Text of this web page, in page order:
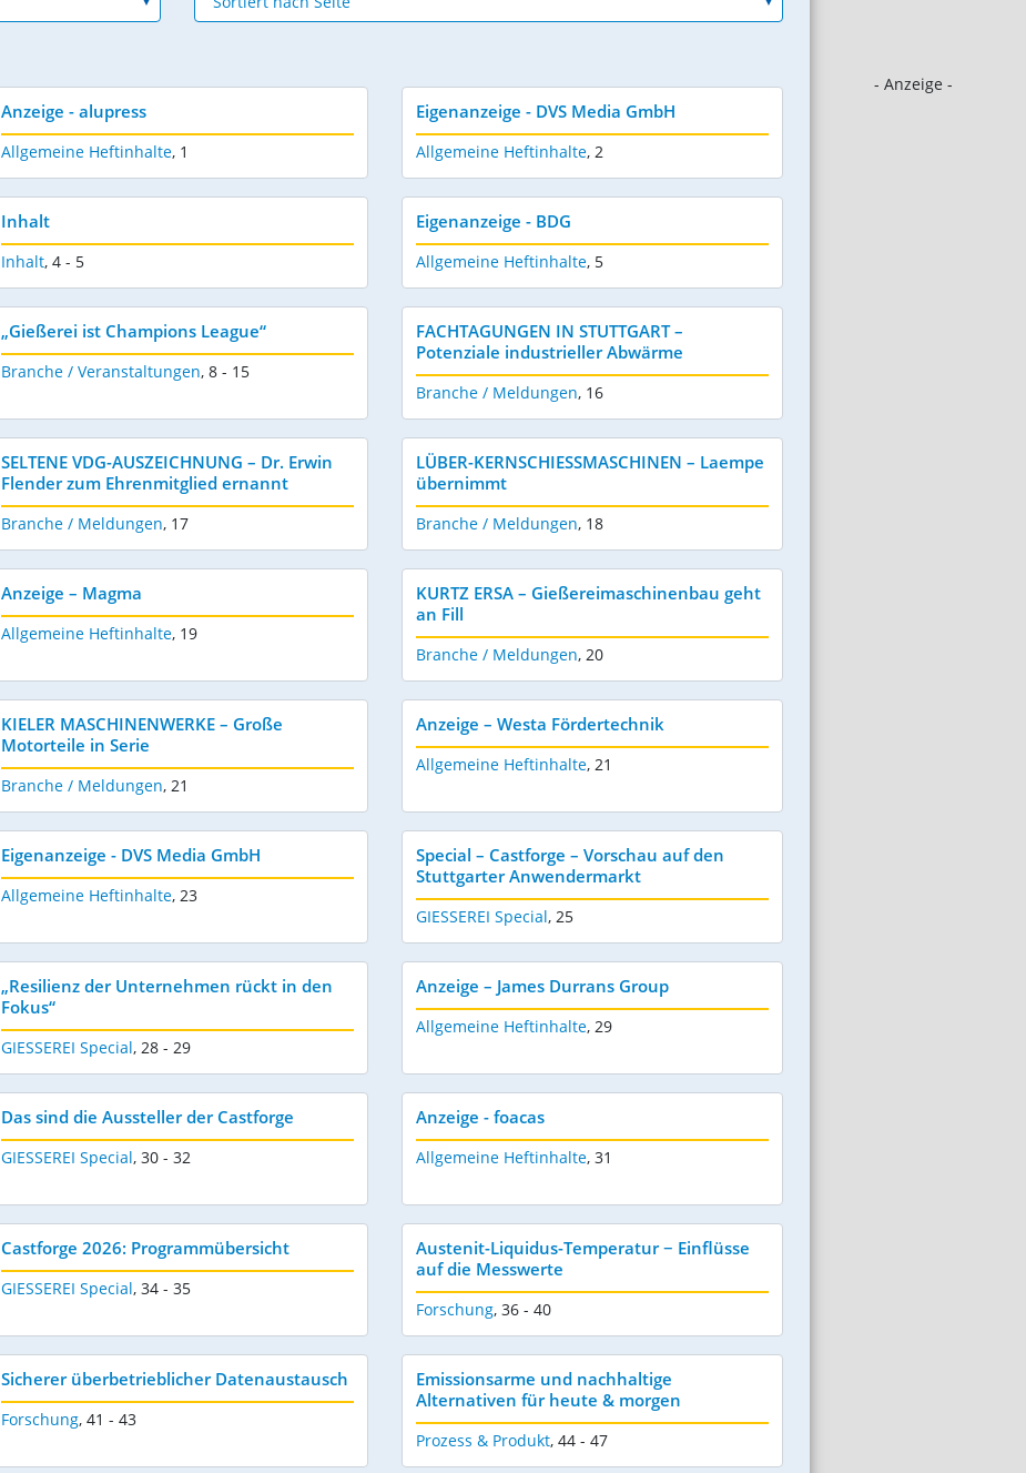
- Anzeige -
Anzeige - alupress
Allgemeine Heftinhalte, 1
Eigenanzeige - DVS Media GmbH
Allgemeine Heftinhalte, 2
Inhalt
Inhalt, 4 - 5
Eigenanzeige - BDG
Allgemeine Heftinhalte, 5
„Gießerei ist Champions League“
Branche / Veranstaltungen, 8 - 15
FACHTAGUNGEN IN STUTTGART –
Potenziale industrieller Abwärme
Branche / Meldungen, 16
SELTENE VDG-AUSZEICHNUNG – Dr. Erwin
Flender zum Ehrenmitglied ernannt
Branche / Meldungen, 17
LÜBER-KERNSCHIESSMASCHINEN – Laempe
übernimmt
Branche / Meldungen, 18
Anzeige – Magma
Allgemeine Heftinhalte, 19
KURTZ ERSA – Gießereimaschinenbau geht
an Fill
Branche / Meldungen, 20
KIELER MASCHINENWERKE – Große
Motorteile in Serie
Branche / Meldungen, 21
Anzeige – Westa Fördertechnik
Allgemeine Heftinhalte, 21
Eigenanzeige - DVS Media GmbH
Allgemeine Heftinhalte, 23
Special – Castforge – Vorschau auf den
Stuttgarter Anwendermarkt
GIESSEREI Special, 25
„Resilienz der Unternehmen rückt in den
Fokus“
GIESSEREI Special, 28 - 29
Anzeige – James Durrans Group
Allgemeine Heftinhalte, 29
Das sind die Aussteller der Castforge
GIESSEREI Special, 30 - 32
Anzeige - foacas
Allgemeine Heftinhalte, 31
Castforge 2026: Programmübersicht
GIESSEREI Special, 34 - 35
Austenit-Liquidus-Temperatur − Einflüsse
auf die Messwerte
Forschung, 36 - 40
Sicherer überbetrieblicher Datenaustausch
Forschung, 41 - 43
Emissionsarme und nachhaltige
Alternativen für heute & morgen
Prozess & Produkt, 44 - 47